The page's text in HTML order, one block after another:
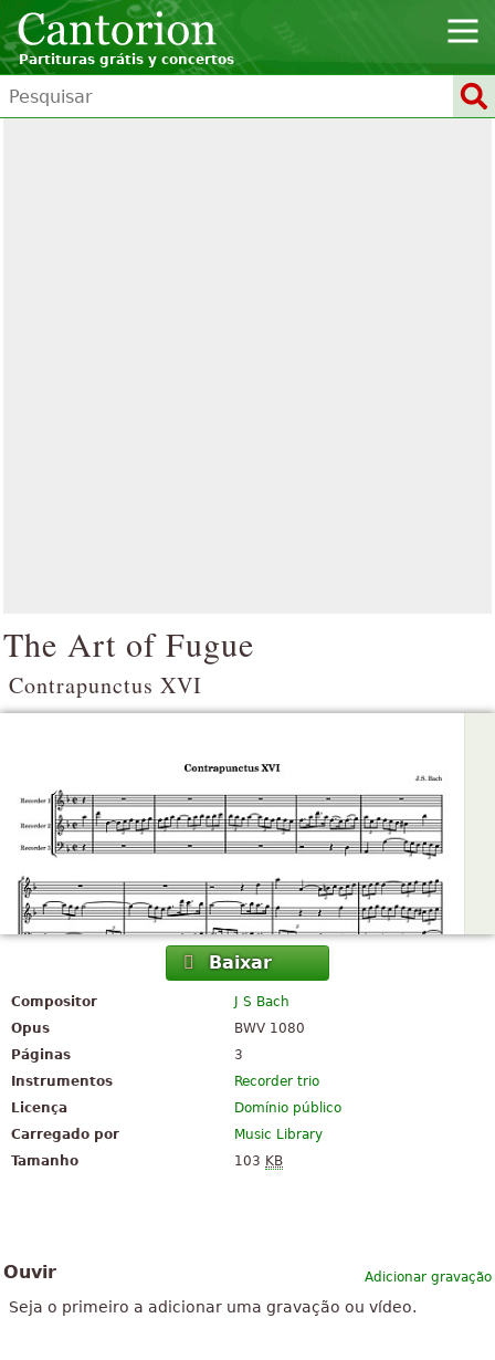
Partituras grátis y concertos
The Art of Fugue
Contrapunctus XVI
Baixar
Compositor
J S Bach
Opus
BWV 1080
Páginas
3
Instrumentos
Recorder trio
Licença
Domínio público
Carregado por
Music Library
Tamanho
103 KB
Adicionar gravação
Ouvir
Seja o primeiro a adicionar uma gravação ou vídeo.